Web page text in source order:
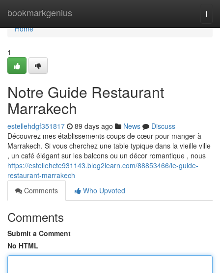
bookmarkgenius
Home
Home
1
Notre Guide Restaurant
Marrakech
estellehdgf351817 89 days ago News
Discuss
Découvrez mes établissements coups de cœur pour manger à
Marrakech. Si vous cherchez une table typique dans la vieille ville
, un café élégant sur les balcons ou un décor romantique , nous
https://estellehcte931143.blog2learn.com/88853466/le-guide-
restaurant-marrakech
Comments
Who Upvoted
Comments
Submit a Comment
No HTML